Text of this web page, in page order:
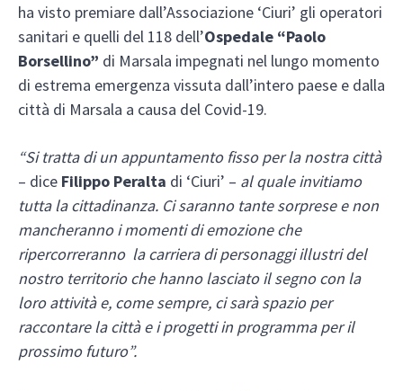
ha visto premiare dall’Associazione ‘Ciuri’ gli operatori
sanitari e quelli del 118 dell’Ospedale “Paolo
Borsellino” di Marsala impegnati nel lungo momento
di estrema emergenza vissuta dall’intero paese e dalla
città di Marsala a causa del Covid-19.
“Si tratta di un appuntamento fisso per la nostra città
– dice Filippo Peralta di ‘Ciuri’ – al quale invitiamo
tutta la cittadinanza. Ci saranno tante sorprese e non
mancheranno i momenti di emozione che
ripercorreranno la carriera di personaggi illustri del
nostro territorio che hanno lasciato il segno con la
loro attività e, come sempre, ci sarà spazio per
raccontare la città e i progetti in programma per il
prossimo futuro”.